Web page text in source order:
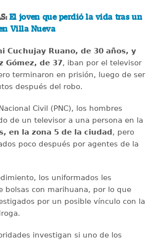
El joven que perdió la vida tras un
Villa Nueva
Cuchujay Ruano, de 30 años, y
Gómez, de 37, iban por el televisor
terminaron en prisión, luego de ser
después del robo.
Civil (PNC), los hombres
de un televisor a una persona en la
en la zona 5 de la ciudad, pero
poco después por agentes de la
los uniformados les
bolsas con marihuana, por lo que
por un posible vínculo con la
investigan si uno de los